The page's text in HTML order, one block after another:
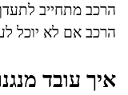
הרכב מתחייב
הרכב אם לא יוכל
איך עובד